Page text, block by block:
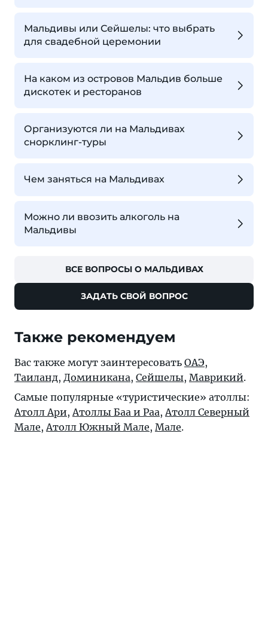
Мальдивы или Сейшелы: что выбрать
для свадебной церемонии
На каком из островов Мальдив больше
дискотек и ресторанов
Организуются ли на Мальдивах
снорклинг-туры
Чем заняться на Мальдивах
Можно ли ввозить алкоголь на
Мальдивы
ВСЕ ВОПРОСЫ О МАЛЬДИВАХ
ЗАДАТЬ СВОЙ ВОПРОС
Также рекомендуем
Вас также могут заинтересовать ОАЭ,
Таиланд, Доминикана, Сейшелы, Маврикий.
Самые популярные «туристические» атоллы:
Атолл Ари, Атоллы Баа и Раа, Атолл Северный
Мале, Атолл Южный Мале, Мале.